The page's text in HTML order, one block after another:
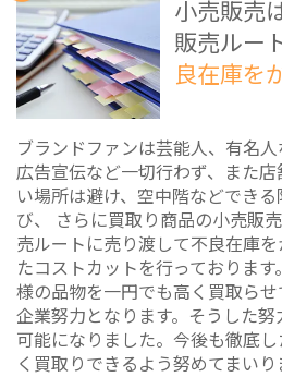
小売販売
販売ルー
良在庫を
ブランドファンは芸能人、有名
広告宣伝など一切行わず、また
い場所は避け、空中階などでき
び、 さらに買取り商品の小売販
売ルートに売り渡して不良在庫
たコストカットを行っておりま
様の品物を一円でも高く買取ら
企業努力となります。そうした
可能になりました。今後も徹底
く買取りできるよう努めてまいり